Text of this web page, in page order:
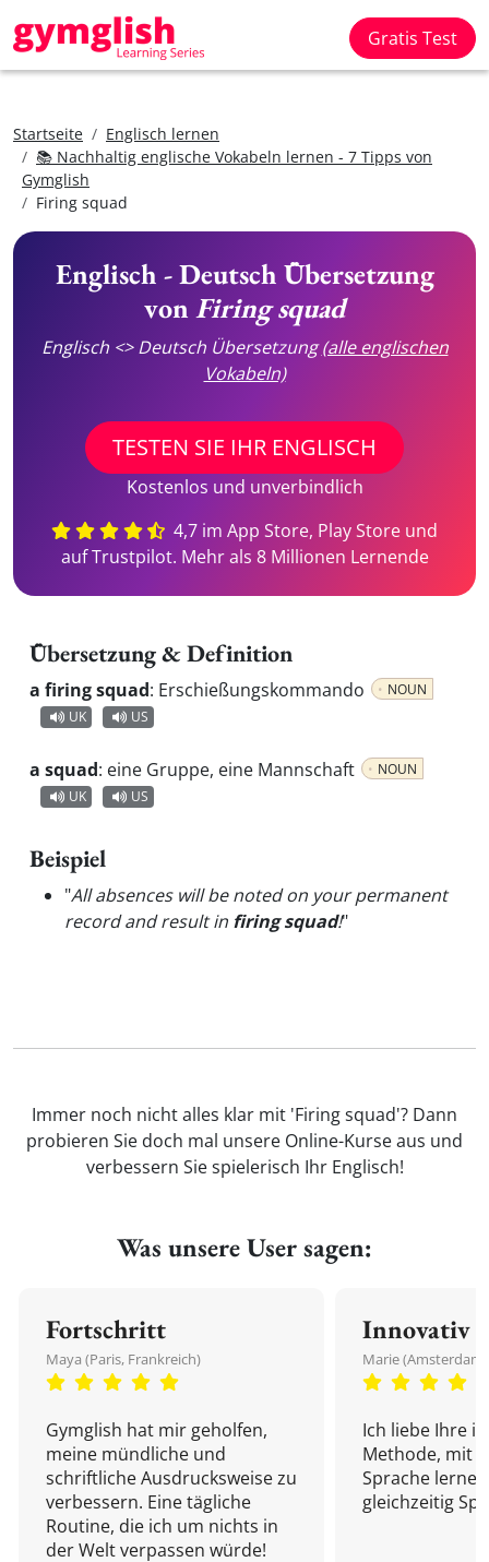
Gratis Test
Startseite
Englisch lernen
📚 Nachhaltig englische Vokabeln lernen - 7 Tipps von
Gymglish
Firing squad
Englisch - Deutsch Übersetzung
vonFiring squad
Englisch <> Deutsch Übersetzung(alle englischen
Vokabeln)
TESTEN SIE IHR ENGLISCH
Kostenlos und unverbindlich
4,7 im App Store, Play Store und
auf Trustpilot. Mehr als 8 Millionen Lernende
Übersetzung & Definition
a firing squad: Erschießungskommando
NOUN
UK
US
a squad: eine Gruppe, eine Mannschaft
NOUN
UK
US
Beispiel
"All absences will be noted on your permanent
record and result in firing squad!"
Immer noch nicht alles klar mit 'Firing squad'? Dann
probieren Sie doch mal unsere Online-Kurse aus und
verbessern Sie spielerisch Ihr Englisch!
Was unsere User sagen:
Fortschritt
Maya (Paris, Frankreich)
Gymglish hat mir geholfen,
meine mündliche und
schriftliche Ausdrucksweise zu
verbessern. Eine tägliche
Routine, die ich um nichts in
der Welt verpassen würde!
Innovativ
Marie
Ich liebe Ihre
Methode, mit
Sprache
gleichzeitig